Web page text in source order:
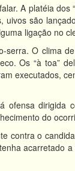
A platéia
uivos são
ligação no
O clima
Os “à toa”
executados,
dirigida
do
contra o
acarretado